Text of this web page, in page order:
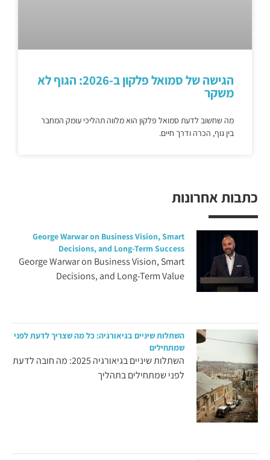
כתבות אחרונות
George Warwar on Business Vision, Smart
Decisions, and Long-Term Success
George Warwar on Business Vision, Smart
Decisions, and Long-Term Value
השתלות שיניים בגיאורגיה: כל מה שצריך לדעת לפני
שמתחילים
השתלות שיניים בגיאורגיה 2025: מה חובה לדעת
לפני שמתחילים בתהליך
הגישה של סמואל פלקון ב-2026: הגוף לא
משקר
מה שחשוב לדעת סמואל פלקון הוא מלווה תהליכי עומק המחבר
בין גוף, הכרה ודרך חיים.